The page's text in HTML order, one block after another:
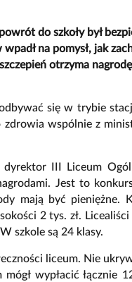
do szkoły był
na pomysł, jak
otrzyma
się w trybie
zdrowia wspólnie z
III Liceum
Jest to
mają być pieniężne.
2 tys. zł.
szkole są 24 klasy.
liceum. Nie
wypłacić łącznie